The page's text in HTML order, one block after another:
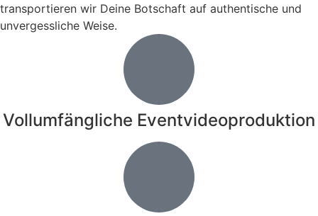
transportieren wir Deine Botschaft auf authentische und
unvergessliche Weise.
Vollumfängliche Eventvideoproduktion